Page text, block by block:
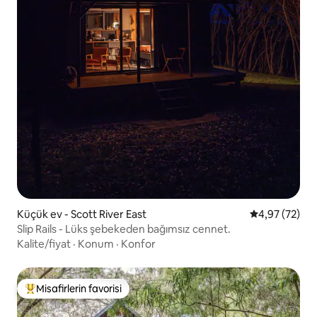
Küçük ev - Scott River East 5 üzerinden
4,97 (72)
Slip Rails - Lüks şebekeden bağımsız cennet.
Kalite/fiyat · Konum · Konfor
Misafirlerin favorilerinden en beğenilenler arasında
Misafirlerin favorisi